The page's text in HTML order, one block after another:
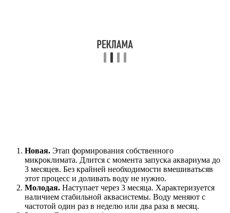
Новая. Этап формирования собственного
микроклимата. Длится с момента запуска аквариума до
3 месяцев. Без крайней необходимости вмешиватьсяв
этот процесс и доливать воду не нужно.
Молодая. Наступает через 3 месяца. Характеризуется
наличием стабильной аквасистемы. Воду меняют с
частотой один раз в неделю или два раза в месяц.